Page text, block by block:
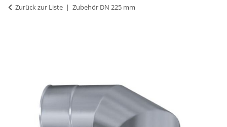
Zurück zur Liste Zubehör DN 225 mm